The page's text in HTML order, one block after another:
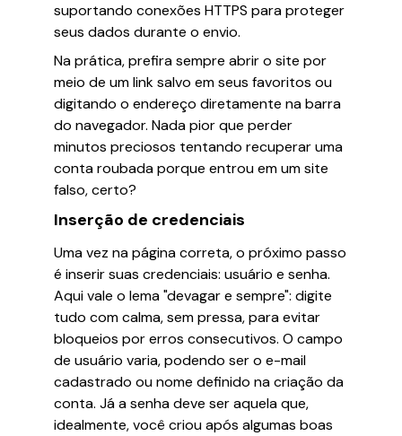
suportando conexões HTTPS para proteger
seus dados durante o envio.
Na prática, prefira sempre abrir o site por
meio de um link salvo em seus favoritos ou
digitando o endereço diretamente na barra
do navegador. Nada pior que perder
minutos preciosos tentando recuperar uma
conta roubada porque entrou em um site
falso, certo?
Inserção de credenciais
Uma vez na página correta, o próximo passo
é inserir suas credenciais: usuário e senha.
Aqui vale o lema "devagar e sempre": digite
tudo com calma, sem pressa, para evitar
bloqueios por erros consecutivos. O campo
de usuário varia, podendo ser o e-mail
cadastrado ou nome definido na criação da
conta. Já a senha deve ser aquela que,
idealmente, você criou após algumas boas